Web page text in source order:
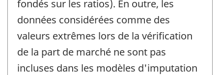
fondés sur les ratios). En outre, les
données considérées comme des
valeurs extrêmes lors de la vérification
de la part de marché ne sont pas
incluses dans les modèles d'imputation